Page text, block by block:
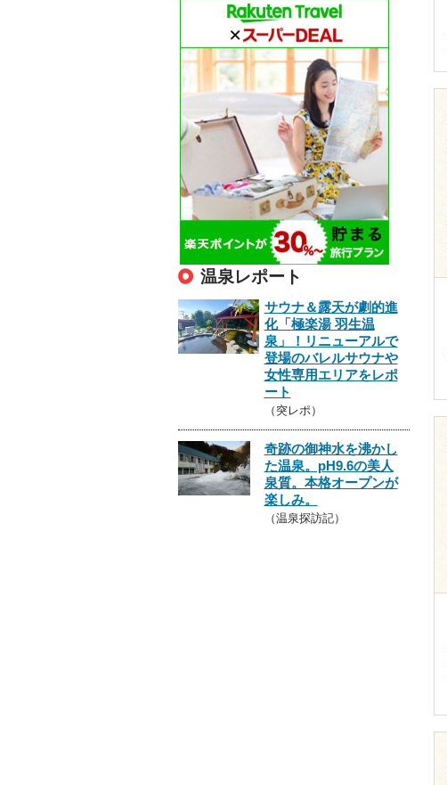
温泉レポート
サウナ＆露天が劇的進
化「極楽湯 羽生温
泉」！リニューアルで
登場のバレルサウナや
女性専用エリアをレポ
ート
（突レポ）
奇跡の御神水を沸かし
た温泉。pH9.6の美人
泉質。本格オープンが
楽しみ。
（温泉探訪記）